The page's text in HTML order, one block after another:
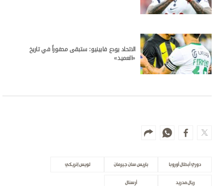
الاتحاد يودع فابينيو: ستبقى محفوراً في تاريخ
«العميد»
دوري أبطال أوروبا باريس سان جيرمان لويس إنريكي
ريال مدريد أرسنال